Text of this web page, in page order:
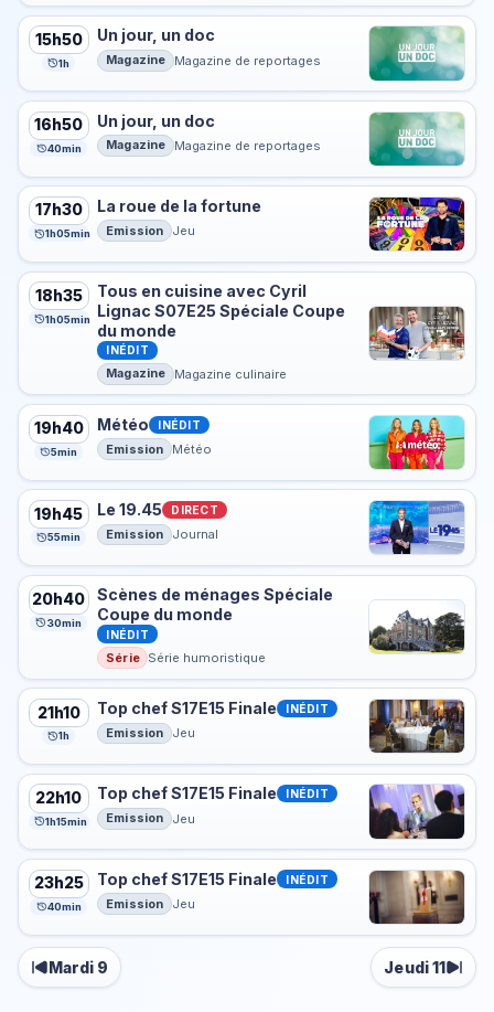
15h50
1h
Un jour, un doc
Magazine Magazine de reportages
16h50
40min
Un jour, un doc
Magazine Magazine de reportages
17h30
1h05min
La roue de la fortune
Emission Jeu
18h35
1h05min
Tous en cuisine avec Cyril
Lignac S07E25 Spéciale Coupe
du monde
INÉDIT
Magazine Magazine culinaire
19h40
5min
Météo INÉDIT
Emission Météo
19h45
55min
Le 19.45 DIRECT
Emission Journal
20h40
30min
Scènes de ménages Spéciale
Coupe du monde
INÉDIT
Série Série humoristique
21h10
1h
Top chef S17E15 Finale INÉDIT
Emission Jeu
22h10
1h15min
Top chef S17E15 Finale INÉDIT
Emission Jeu
23h25
40min
Top chef S17E15 Finale INÉDIT
Emission Jeu
Mardi 9 Jeudi 11